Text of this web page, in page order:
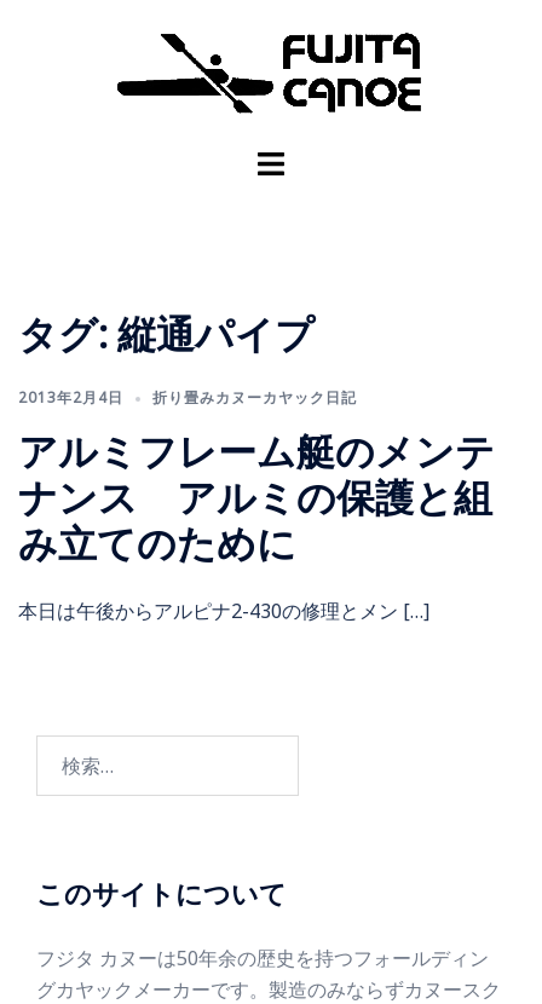
タグ:縦通パイプ
2013年2月4日 折り畳みカヌーカヤック日記
アルミフレーム艇のメンテ
ナンス アルミの保護と組
み立てのために
本日は午後からアルピナ2-430の修理とメン […]
このサイトについて
フジタ カヌーは50年余の歴史を持つフォールディン
グカヤックメーカーです。製造のみならずカヌースク